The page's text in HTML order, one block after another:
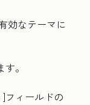
効なテーマに
。
]フィールドの